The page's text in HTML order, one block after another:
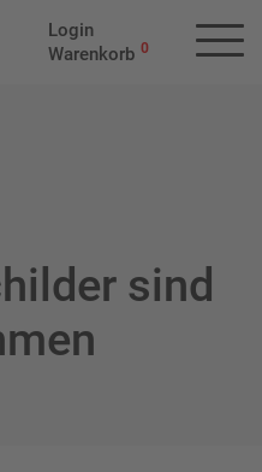
Login
Warenkorb 0
sind